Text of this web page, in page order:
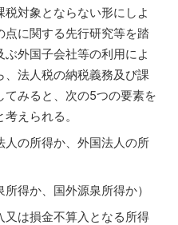
対象とならない形にしよ
点に関する先行研究等を踏
外国子会社等の利用によ
、法人税の納税義務及び課
みると、次の5つの要素を
えられる。
の所得か、外国法人の所
得か、国外源泉所得か）
は損金不算入となる所得